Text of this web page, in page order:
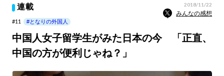
連載 2018/11/22
みんなの感想
#11 #となりの外国人
中国人女子留学生がみた日本の今 「正直、
中国の方が便利じゃね？」